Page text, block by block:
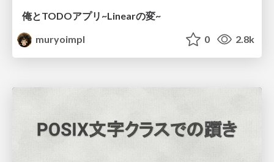
俺とTODOアプリ~Linearの変~
muryoimpl
0 2.8k